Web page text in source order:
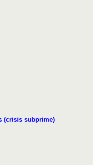
(crisis subprime)